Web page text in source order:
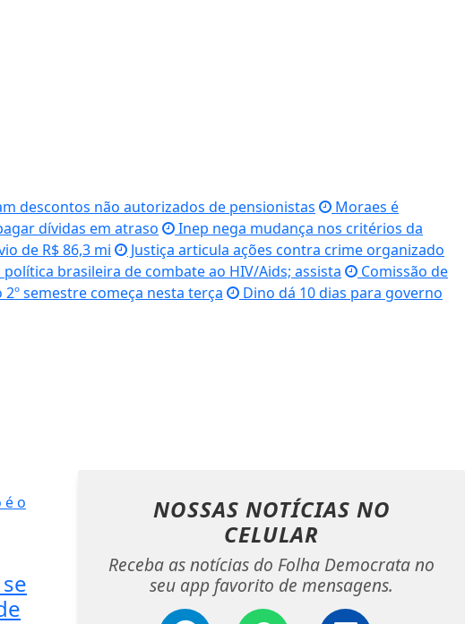
descontos não autorizados de pensionistas
Moraes é
dívidas em atraso
Inep nega mudança nos critérios da
de R$ 86,3 mi
Justiça articula ações contra crime organizado
brasileira de combate ao HIV/Aids; assista
Comissão de
semestre começa nesta terça
Dino dá 10 dias para governo
NOSSAS NOTÍCIAS NO
CELULAR
Receba as notícias do Folha Democrata no
seu app favorito de mensagens.